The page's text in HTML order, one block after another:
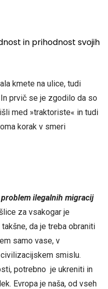
in prihodnost svojih
kmete na ulice, tudi
prvič se je zgodilo da so
med »traktoriste« in tudi
korak v smeri
ilegalnih migracij
za vsakogar je
da je treba obraniti
samo vase, v
smislu.
potrebno je ukreniti in
Evropa je naša, od vseh